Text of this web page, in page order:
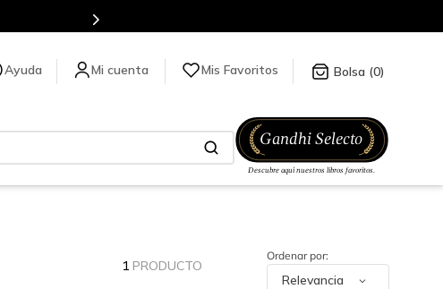
Ayuda Mis Favoritos 0
1 PRODUCTO
Relevancia